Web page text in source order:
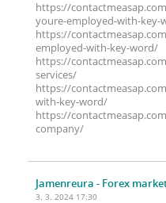
https://
youre-employed-with-key-
https://
employed-with-key-word/
https://
services/
https://
with-key-word/
https://
company/
Jamenreura - Forex
3. 3. 2024 17:30